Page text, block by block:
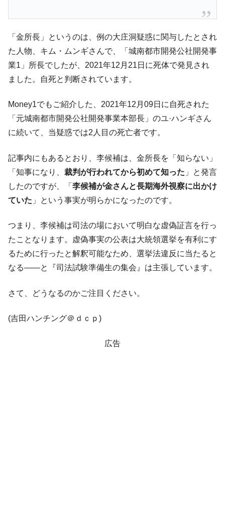
『Money1』
韓国･警察職員が「丸刈りになって抗議活
『Money1』
中国だけが鉄鋼輸出を異常増加させる ⇒ 中
国の過剰生産が世界を蝕む。
『Money1』
韓国製造業「半導体絶好調」のウラで他業
種は全般的「不調」⇒ PSIが示す現況は決して良くない。
『Money1』
【米韓激突案件】韓国消費者院が『クーパ
ン』1人当たり賠償10万ウォンを認定 ⇒ 総額3兆7,000億
『Money1』 韓国で猛暑。南東部では干ばつ
「KDDX」1番艦、2032年竣工と公示
『Money1』
【対日本円】ウォン安が急進！ 日米の協調
に韓国がいっちょがみしたのでは。
『Money1』
韓国政府『BYD』車への補助金を全廃 ⇒ 実
1.9倍！
『Money1』
在韓米国大使スティールが着韓！⇒ さっそ
く空港に詰めかけ「出て行け！」「極右勢力」のプラカー
ドを掲げる「在韓反米勢力」
ータセンター整備」⇒ だから無理だってば。
ほぼ終わった」
「金所長」というのは、例の大庄洞疑惑に関与したとされ
た人物、キム・ムンギさんで、「城南都市開発公社開発事
業1」所長でしたが、2021年12月21日に死体で発見され
ました。自死と判断されています。
Money1でもご紹介した、2021年12月09日に自死された
「元城南都市開発公社開発事業本部長」のユ·ハンギさん
に続いて、当疑惑では2人目の死亡者です。
記事内にもあるとおり、李候補は、金所長を「知らない」
「知事になり、 裁判が行われてから初めて知った 」と発言
したのですが、「 李候補が金さんと長期海外視察に出かけ
ていた 」という事実が明らかになったのです。
つまり、李候補は司法の場において明白な虚偽証言を行っ
たことなります。虚偽事実の公表は大統領選挙を有利にす
るために行ったと解釈可能なため、選挙法違反に当たると
なる――と『司法試験準備生の集会』は主張しています。
さて、どうなるのかご注目ください。
(吉田ハンチング＠ｄｃｐ)
広告